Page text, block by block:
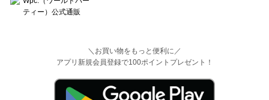
＼お買い物をもっと便利に／
アプリ新規会員登録で100ポイントプレゼント！